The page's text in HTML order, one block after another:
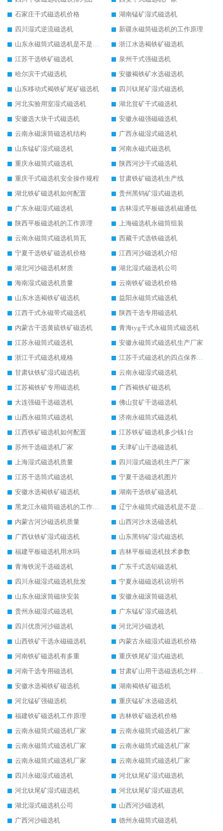
石家庄干式磁选机价格
湖南锰矿湿式磁选机
四川湿式逆流磁选机
新疆永磁筒磁选机的工作原理
山东永磁筒式磁选机是不是强磁
浙江水选褐铁矿磁选机
江苏干选铁矿磁选机
泉州干式强磁选机
哈尔滨干式磁选机
安徽褐铁矿水选磁选机
山东移动式褐铁矿尾矿磁选机
四川钛尾矿湿式磁选机
河北实验用室湿式磁选机
湖北贫矿干式磁选机
安徽选大块干式磁选机
安徽永磁强磁磁选机
云南永磁滚筒磁选机结构
广西永磁湿式磁选机
山东锰矿湿式磁选机
河南永磁式磁选机
重庆永磁筒式磁选机
陕西河沙干式磁选机
重庆干式磁选机安全操作规程
甘肃铁矿磁选机生产线
湖北铁矿磁选机如何配置
贵州黑钨矿湿式磁选机
广东永磁湿式磁选机
吉林湿式平板磁选机磁通低
陕西平板磁选机的工作原理
上海磁选机永磁筒组装
云南永磁筒式磁选机筒瓦
西藏干式选铁磁选机
宁夏干选铁矿磁选机价格
江西河沙磁选机介绍
湖北河沙磁选机材质
湖北湿式磁选机公司
海南湿式磁选机质量
云南铁矿磁选机价格
山东水选褐铁矿磁选机
益阳永磁筒式磁选机
江西干式永磁带式磁选机
陕西干选专用磁选机
内蒙古干选黄硫铁矿磁选机
青海tyg干式永磁筒式磁选机
江苏永磁筒式磁选机
安徽永磁筒式磁选机生产厂家
浙江干式磁选机规格
江苏干式磁选机的四点保养秘籍
甘肃钛铁矿湿式磁选机
云南永磁湿式磁选机
江苏褐铁矿专用磁选机
广西褐铁矿磁选机
大连强磁干选磁选机
佛山贫矿干选磁选机
山西永磁筒式磁选机
济南永磁筒式磁选机
江西铁矿磁选机如何配置
江苏铁矿磁选机多少钱1台
苏州干选磁选机厂家
天津矿山干选磁选机
上海湿式磁选机质量
四川湿式磁选机生产厂家
江苏干选筒式磁选机
宁夏干选磁选机图片
安徽水选褐铁矿磁选机
湖南干选铁矿磁选机
黑龙江永磁筒磁选机的工作原理
辽宁永磁筒式磁选机是不是强磁
内蒙古河沙磁选机质量
山西河沙水选磁选机
广西钛铁矿湿式磁选机
山东黑钨矿湿式磁选机
福建平板磁选机用水吗
吉林平板磁选机技术参数
青海铁泥干选磁选机
广东干式选铝磁选机
四川永磁湿式磁选机批发
宁夏永磁磁选机说明书
山东永磁滚筒磁块安装
安徽永磁滚筒磁选机
贵州永磁湿式磁选机
广东锰矿湿式磁选机
四川优质河沙磁选机
河北河沙磁选机
山西铁矿干选永磁磁选机
内蒙古永磁湿式磁选机价格
河南铁矿磁选机有多重
重庆铁尾矿湿式磁选机
河南干选专用磁选机
甘肃矿山用干选磁选机怎样调磁
安徽水选褐铁矿磁选机
湖南褐铁矿磁选机
河北锰矿强磁选机
重庆锰矿水选磁选机
福建铁矿磁选机工作原理
吉林铁矿磁选机价格
云南永磁筒式磁选机厂家
云南永磁筒式磁选机厂家
云南永磁筒式磁选机厂家
云南永磁筒式磁选机厂家
云南永磁筒式磁选机厂家
云南永磁筒式磁选机厂家
四川永磁湿式磁选机
河北钛尾矿湿式磁选机
河北钛尾矿湿式磁选机
河北钛尾矿湿式磁选机
湖北湿式磁选机公司
山西河沙磁选机
广西河沙磁选机
德州永磁筒式磁选机